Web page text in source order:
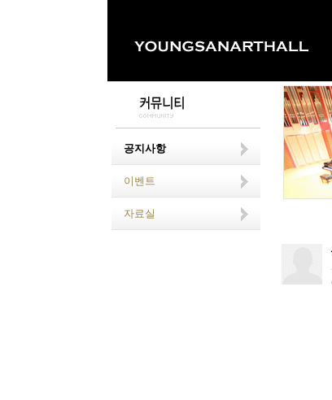
공지사항
이벤트
자료실